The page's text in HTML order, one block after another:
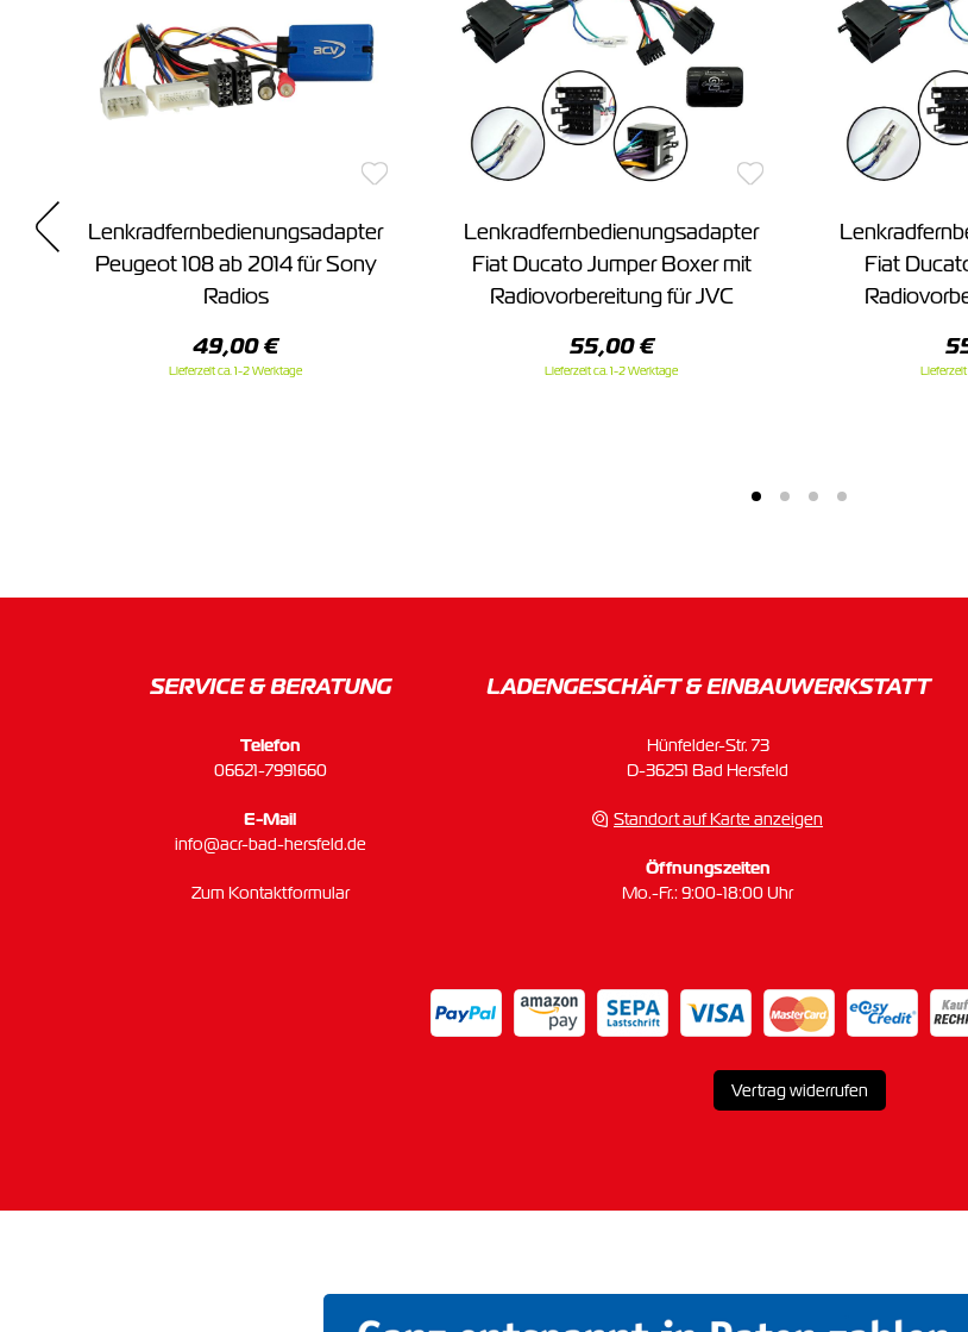
Lenkradfernbedienungsadapter
Peugeot 108 ab 2014 für Sony
Radios
49,00 €
Lieferzeit ca. 1-2 Werktage
Lenkradfernbedienungsadapter
Fiat Ducato Jumper Boxer mit
Radiovorbereitung für JVC
55,00 €
Lieferzeit ca. 1-2 Werktage
Fiat
SERVICE & BERATUNG
Telefon
06621-7991660
E-Mail
info@acr-bad-hersfeld.de
Zum Kontaktformular
LADENGESCHÄFT & EINBAU­WERKSTATT
Hünfelder-Str. 73
D-36251 Bad Hersfeld
Standort auf Karte anzeigen
Öffnungszeiten
Mo.-Fr.: 9:00-18:00 Uhr
Vertrag widerrufen